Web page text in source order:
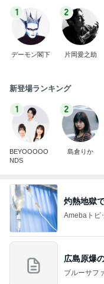
1
デーモン閣下
2
片岡愛之助
新登場ランキング
1
BEYOOOOO
NDS
2
島倉りか
灼熱地獄
Amebaトピ
広島原爆
ブルーサフ